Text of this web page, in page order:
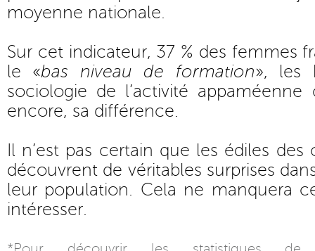
moyenne nationale.
Sur cet indicateur, 37 % des femmes
le «bas niveau de formation», les
sociologie de l’activité
encore, sa différence.
Il n’est pas certain que les édiles
découvrent de véritables surprises
leur population. Cela ne manquera
intéresser.